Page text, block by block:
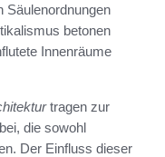
Säulenordnungen
betonen
Innenräume
tragen zur
die sowohl
Der Einfluss dieser